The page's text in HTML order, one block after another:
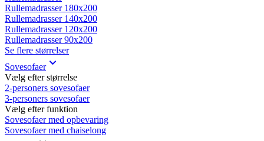
Rullemadrasser 180x200
Rullemadrasser 140x200
Rullemadrasser 120x200
Rullemadrasser 90x200
Se flere størrelser
Sovesofaer
Vælg efter størrelse
2-personers sovesofaer
3-personers sovesofaer
Vælg efter funktion
Sovesofaer med opbevaring
Sovesofaer med chaiselong